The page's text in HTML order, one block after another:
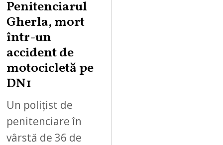
Penitenciarul
Gherla, mort
într-un
accident de
motocicletă pe
DN1
Un polițist de
penitenciare în
vârstă de 36 de